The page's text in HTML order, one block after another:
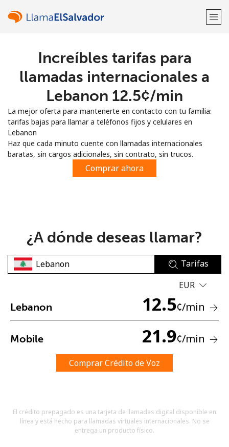
¡Bienvenido!
Regístrate con
o
No se ha creado una contraseña
Una letra mayúscula y una minúscula
Un caracter especial
Increíbles tarifas para
llamadas internacionales a
Lebanon ⁦12.5¢⁩/min
La mejor oferta para mantenerte en contacto con tu familia:
tarifas bajas para llamar a teléfonos fijos y celulares en
Lebanon
Haz que cada minuto cuente con llamadas internacionales
baratas, sin cargos adicionales, sin contrato, sin trucos.
Comprar ahora
¿A dónde deseas llamar?
Tarifas
EUR
Lebanon 12.5¢/min
Mobile 21.9¢/min
Comprar Crédito de Voz
El crédito prepagado es una tarjeta de llamadas digital disponible en
línea y está hecho para llamadas virtuales internacionales. No se
entrega un producto físico.